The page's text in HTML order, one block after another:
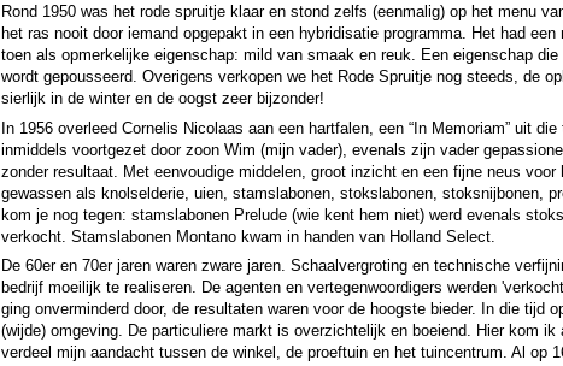
Rond 1950 was het rode spruitje klaar en stond zelfs (eenmalig) op het menu
het ras nooit door iemand opgepakt in een hybridisatie programma. Het had een
toen als opmerkelijke eigenschap: mild van smaak en reuk. Een eigenschap
wordt gepousseerd. Overigens verkopen we het Rode Spruitje nog steeds, de
sierlijk in de winter en de oogst zeer bijzonder!
In 1956 overleed Cornelis Nicolaas aan een hartfalen, een “In Memoriam” uit die
inmiddels voortgezet door zoon Wim (mijn vader), evenals zijn vader
zonder resultaat. Met eenvoudige middelen, groot inzicht en een fijne neus
gewassen als knolselderie, uien, stamslabonen, stokslabonen, stoksnijbonen,
kom je nog tegen: stamslabonen Prelude (wie kent hem niet) werd evenals
verkocht. Stamslabonen Montano kwam in handen van Holland Select.
De 60er en 70er jaren waren zware jaren. Schaalvergroting en technische
bedrijf moeilijk te realiseren. De agenten en vertegenwoordigers werden
ging onverminderd door, de resultaten waren voor de hoogste bieder. In die tijd
(wijde) omgeving. De particuliere markt is overzichtelijk en boeiend. Hier kom ik
verdeel mijn aandacht tussen de winkel, de proeftuin en het tuincentrum. Al op